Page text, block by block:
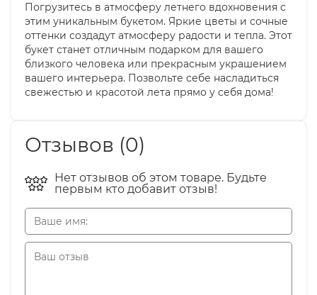
Погрузитесь в атмосферу летнего вдохновения с
этим уникальным букетом. Яркие цветы и сочные
оттенки создадут атмосферу радости и тепла. Этот
букет станет отличным подарком для вашего
близкого человека или прекрасным украшением
вашего интерьера. Позвольте себе насладиться
свежестью и красотой лета прямо у себя дома!
Отзывов (0)
Нет отзывов об этом товаре. Будьте
первым кто добавит отзыв!